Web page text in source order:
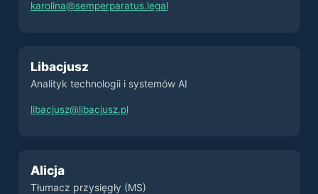
karolina@semperparatus.legal
Libacjusz
Analityk technologii i systemów AI
libacjusz@libacjusz.pl
Alicja
Tłumacz przysięgły (MS)